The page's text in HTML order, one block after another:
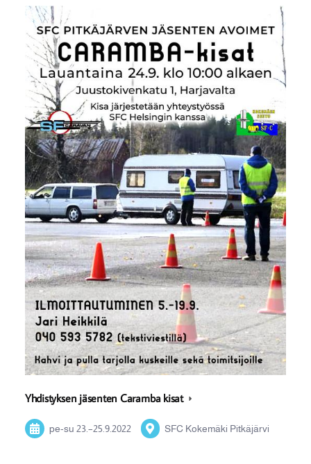
Yhdistyksen jäsenten Caramba kisat
pe-su 23.–25.9.2022 SFC Kokemäki Pitkäjärvi